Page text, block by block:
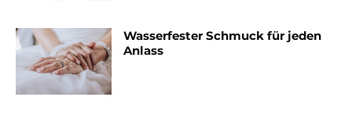
Wasserfester Schmuck für jeden
Anlass